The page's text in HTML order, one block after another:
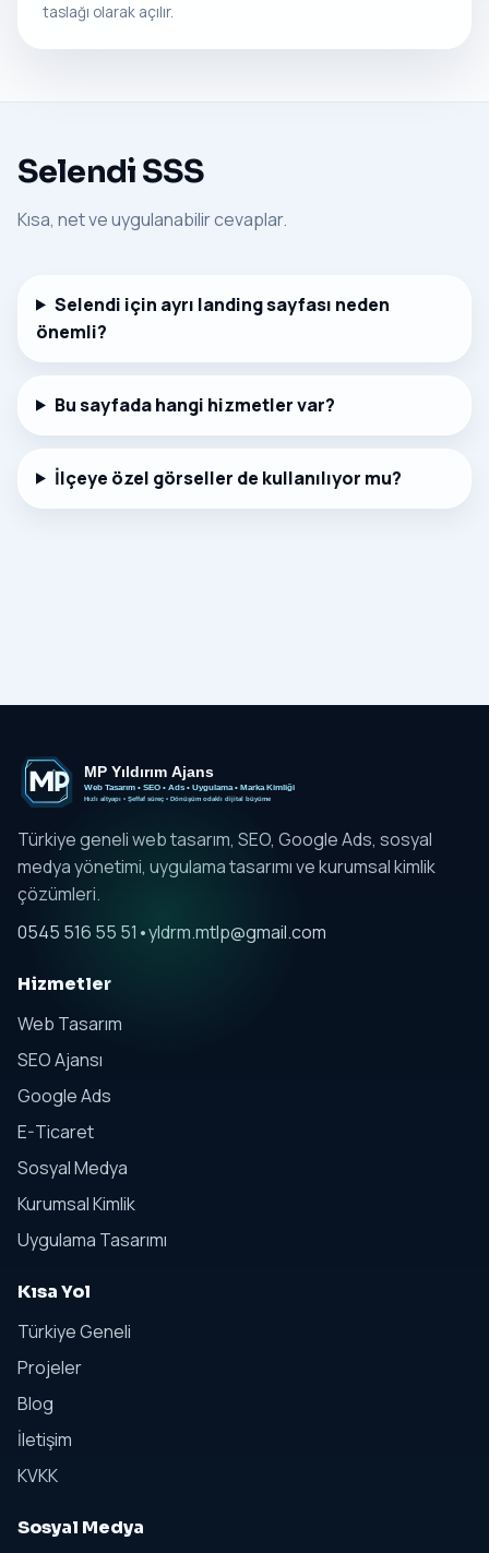
taslağı olarak açılır.
Selendi SSS
Kısa, net ve uygulanabilir cevaplar.
Selendi için ayrı landing sayfası neden
önemli?
Bu sayfada hangi hizmetler var?
İlçeye özel görseller de kullanılıyor mu?
Türkiye geneli web tasarım, SEO, Google Ads, sosyal
medya yönetimi, uygulama tasarımı ve kurumsal kimlik
çözümleri.
0545 516 55 51 •yldrm.mtlp@gmail.com
Hizmetler
Web Tasarım
SEO Ajansı
Google Ads
E-Ticaret
Sosyal Medya
Kurumsal Kimlik
Uygulama Tasarımı
Kısa Yol
Türkiye Geneli
Projeler
Blog
İletişim
KVKK
Sosyal Medya